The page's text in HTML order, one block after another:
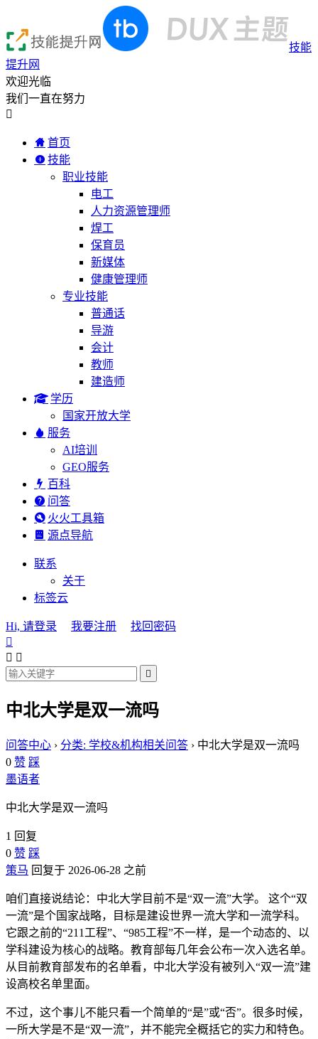
技能
提升网
欢迎光临
我们一直在努力

首页
技能
职业技能
电工
人力资源管理师
焊工
保育员
新媒体
健康管理师
专业技能
普通话
导游
会计
教师
建造师
学历
国家开放大学
服务
AI培训
GEO服务
百科
问答
火火工具箱
源点导航
联系
关于
标签云
Hi, 请登录 我要注册
找回密码

 

中北大学是双一流吗
问答中心 › 分类: 学校&机构相关问答 › 中北大学是双一流吗
0 赞 踩
墨语者
中北大学是双一流吗
1 回复
0 赞 踩
策马 回复于 2026-06-28 之前
咱们直接说结论：中北大学目前不是“双一流”大学。 这个“双
一流”是个国家战略，目标是建设世界一流大学和一流学科。
它跟之前的“211工程”、“985工程”不一样，是一个动态的、以
学科建设为核心的战略。教育部每几年会公布一次入选名单。
从目前教育部发布的名单看，中北大学没有被列入“双一流”建
设高校名单里面。
不过，这个事儿不能只看一个简单的“是”或“否”。很多时候，
一所大学是不是“双一流”，并不能完全概括它的实力和特色。